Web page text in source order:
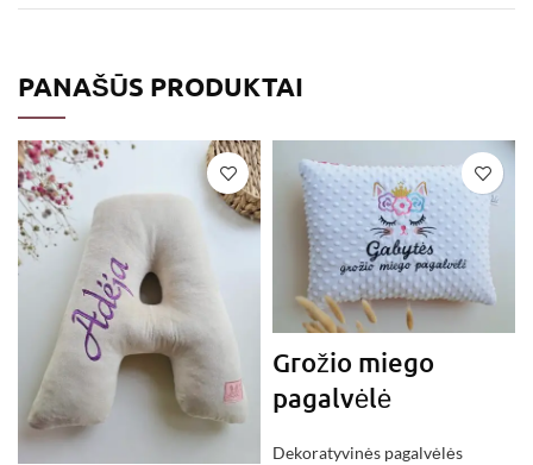
PANAŠŪS PRODUKTAI
Grožio miego
pagalvėlė
Dekoratyvinės pagalvėlės